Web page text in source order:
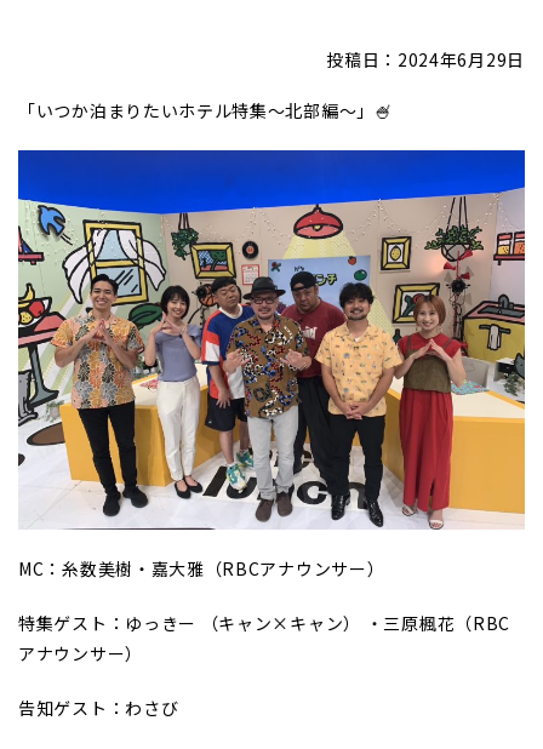
投稿日：2024年6月29日
「いつか泊まりたいホテル特集～北部編～」🍧
MC：糸数美樹・嘉大雅（RBCアナウンサー）
特集ゲスト：ゆっきー （キャン×キャン） ・三原楓花（RBC
アナウンサー）
告知ゲスト：わさび